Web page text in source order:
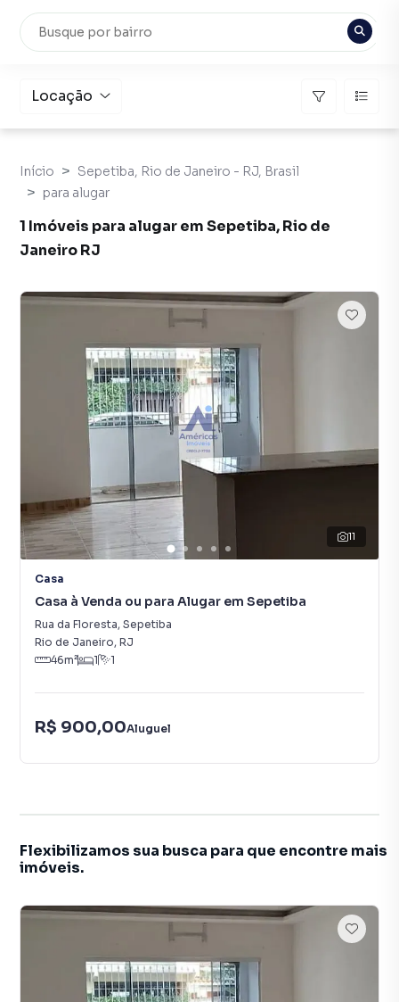
Locação
Início
Sepetiba, Rio de Janeiro - RJ, Brasil
para alugar
1 Imóveis para alugar em Sepetiba, Rio de
Janeiro RJ
11
Casa
Casa à Venda ou para Alugar em Sepetiba
Rua da Floresta, Sepetiba
Rio de Janeiro, RJ
46m² 1 1
R$ 900,00Aluguel
Flexibilizamos sua busca para que encontre mais
imóveis.